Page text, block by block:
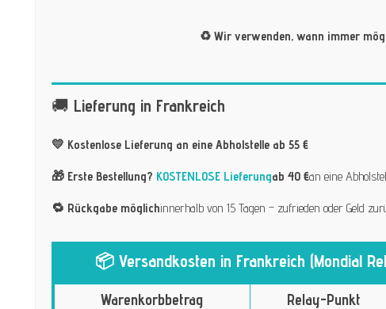
♻️ Wir verwenden, wann immer
🚚 Lieferung in Frankreich
💛 Kostenlose Lieferung an eine Abholstelle ab 55 €
🎁 Erste Bestellung? KOSTENLOSE Lieferungab 40 €an eine
🔁 Rückgabe möglichinnerhalb von 15 Tagen – zufrieden oder Geld
📦 Versandkosten in Frankreich (Mondial
Warenkorbbetrag Relay-Punkt